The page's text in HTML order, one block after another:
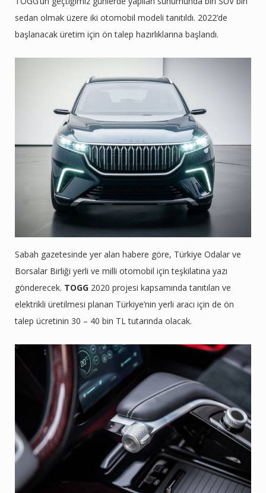
sedan olmak üzere iki otomobil modeli tanıtıldı. 2022’de
başlanacak üretim için ön talep hazırlıklarına başlandı.
Sabah gazetesinde yer alan habere göre, Türkiye Odalar ve
Borsalar Birliği yerli ve milli otomobil için teşkilatına yazı
gönderecek. TOGG 2020 projesi kapsamında tanıtılan ve
elektrikli üretilmesi planan Türkiye’nin yerli aracı için de ön
talep ücretinin 30 – 40 bin TL tutarında olacak.